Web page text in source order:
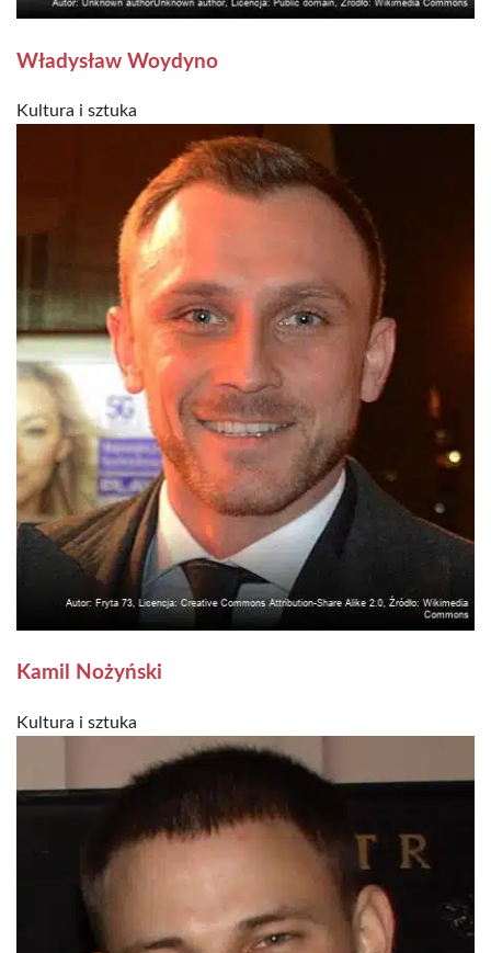
Władysław Woydyno
Kultura i sztuka
Kamil Nożyński
Kultura i sztuka